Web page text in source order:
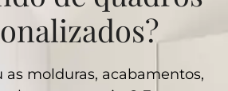
as molduras, acabamentos,